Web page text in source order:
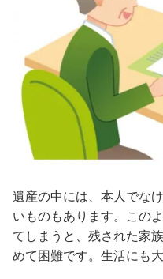
遺産の中には、本人でな
いものもあります。この
てしまうと、残された家
めて困難です。生活にも